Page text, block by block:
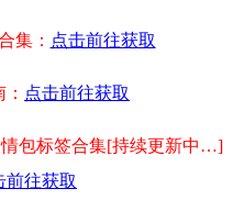
集： 点击前往获取
点击前往获取
情包标签合集[持续更新中…]
前往获取